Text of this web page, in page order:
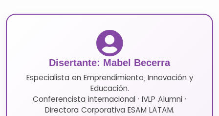
Disertante: Mabel Becerra
Especialista en Emprendimiento, Innovación y
Educación.
Conferencista internacional · IVLP Alumni ·
Directora Corporativa ESAM LATAM.